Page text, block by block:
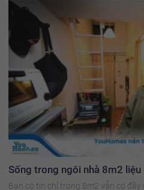
Sống trong ngôi nhà 8m2 liệu
Bạn có tin chỉ trong 8m2 vẫn có